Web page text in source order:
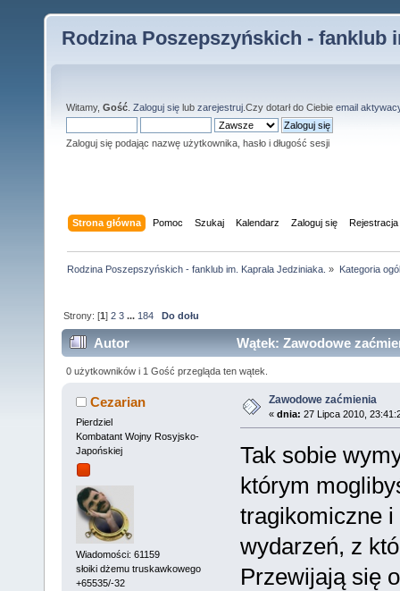
Rodzina Poszepszyńskich - fanklub
Witamy, Gość Zaloguj się lub zarejestruj .Czy dotarł do Ciebie email
Zaloguj się podając nazwę użytkownika, hasło i długość sesji
Strona główna Pomoc Szukaj Kalendarz Zaloguj się Rejestracja
Rodzina Poszepszyńskich - fanklub im. Kaprala Jedziniaka. » Kategoria
Strony: [1]2 3 ... 184 Do dołu
Autor Wątek: Zawodowe
0 użytkowników i 1 Gość przegląda ten wątek.
Cezarian
Pierdziel
Kombatant Wojny Rosyjsko-
Japońskiej
Wiadomości: 61159
słoiki dżemu truskawkowego
+65535/-32
Zawodowe zaćmienia
« dnia: 27 Lipca 2010,
Tak sobie
którym
tragikomiczne
wydarzeń, z
Przewijają się